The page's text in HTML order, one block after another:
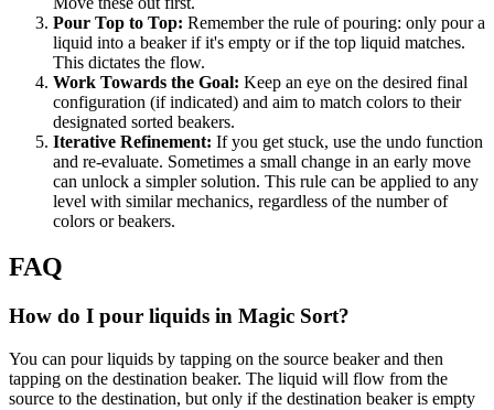
Pour Top to Top: Remember the rule of pouring: only pour a
liquid into a beaker if it's empty or if the top liquid matches.
This dictates the flow.
Work Towards the Goal: Keep an eye on the desired final
configuration (if indicated) and aim to match colors to their
designated sorted beakers.
Iterative Refinement: If you get stuck, use the undo function
and re-evaluate. Sometimes a small change in an early move
can unlock a simpler solution. This rule can be applied to any
level with similar mechanics, regardless of the number of
colors or beakers.
FAQ
How do I pour liquids in Magic Sort?
You can pour liquids by tapping on the source beaker and then
tapping on the destination beaker. The liquid will flow from the
source to the destination, but only if the destination beaker is empty